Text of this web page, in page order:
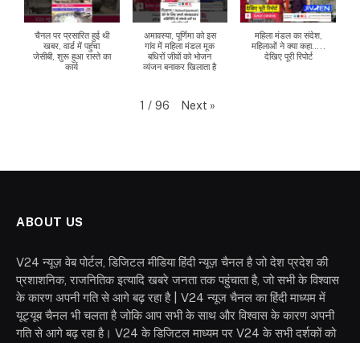
चैनल पर प्रसारित हुई थी
खबर, वार्ड में पहुंचा
जेसीबी, शुरू हुआ रास्ते का
कार्य
अमावस्या, पूर्णिमा को इस
गांव में महिला मंडल मूक
बधिरों जीवों को भोजन
व्यंजन बनाकर खिलाता है
महिला मंडल का संदेश,
महिलाओं ने क्या कहा…..
देखिए पूरी रिपोर्ट
1 / 96 Next »
ABOUT US
V24 न्यूज़ वेब पोर्टल, डिजिटल मीडिया हिंदी न्यूज़ चैनल है जो देश प्रदेश की
प्रशाशनिक, राजनितिक इत्यादि खबरे जनता तक पहुंचाता है, जो सभी के विश्वास
के कारण अपनी गति से आगे बढ़ रहा है | V24 न्यूज चैनल का हिंदी माध्यम में
यूट्यूब चैनल भी चलता है जोकि आप सभी के साथ और विश्वास के कारण अपनी
गति से आगे बढ़ रहा है। V24 के डिजिटल माध्यम पर V24 के सभी दर्शकों को